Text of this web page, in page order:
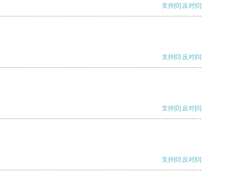
支持[0] 反对[0]
支持[0] 反对[0]
支持[0] 反对[0]
支持[0] 反对[0]